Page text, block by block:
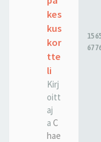
kes
kus
kor
tte
li
Kirj
oitt
aj
a C
hae